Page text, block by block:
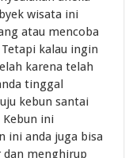
wisata ini
atau mencoba
kalau ingin
karena telah
tinggal
kebun santai
ini
ini anda juga bisa
menghirup